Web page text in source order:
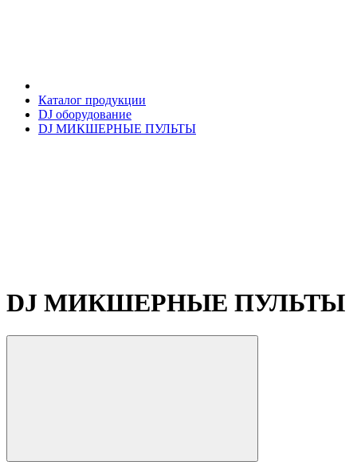
Каталог продукции
DJ оборудование
DJ МИКШЕРНЫЕ ПУЛЬТЫ
DJ МИКШЕРНЫЕ ПУЛЬТЫ